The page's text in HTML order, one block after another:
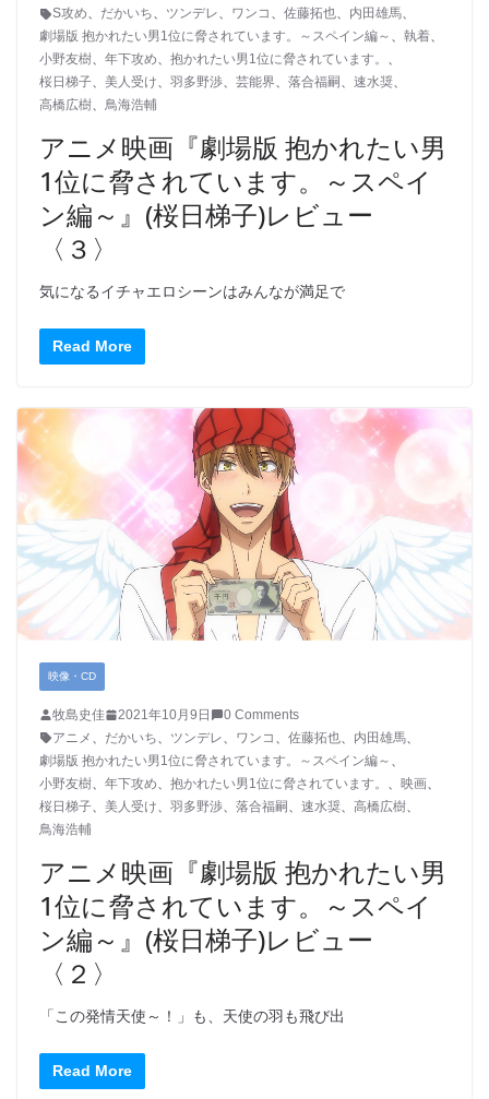
S攻め、 だかいち、 ツンデレ、 ワンコ 、 佐藤拓也、 内田雄馬、
劇場版 抱かれたい男1位に脅されています。～スペイン編～ 、 執着、
小野友樹、 年下攻め、 抱かれたい男1位に脅されています。 、
桜日梯子、 美人受け、 羽多野渉、 芸能界、 落合福嗣 、 速水奨、
高橋広樹、 鳥海浩輔
アニメ映画『劇場版 抱かれたい男
1位に脅されています。～スペイ
ン編～』(桜日梯子)レビュー
〈３〉
気になるイチャエロシーンはみんなが満足で
Read More
映像・CD
牧島史佳 2021年10月9日
0 Comments
アニメ
だかいち ツンデレ ワンコ 佐藤拓也 内田雄馬
劇場版 抱かれたい男1位に脅されています。～スペイン編～
小野友樹
年下攻め 抱かれたい男1位に脅されています。 映画
桜日梯子
美人受け 羽多野渉 落合福嗣 速水奨 高橋広樹
鳥海浩輔
アニメ映画『劇場版 抱かれたい男
1位に脅されています。～スペイ
ン編～』(桜日梯子)レビュー
〈２〉
「この発情天使～！」も、天使の羽も飛び出
Read More